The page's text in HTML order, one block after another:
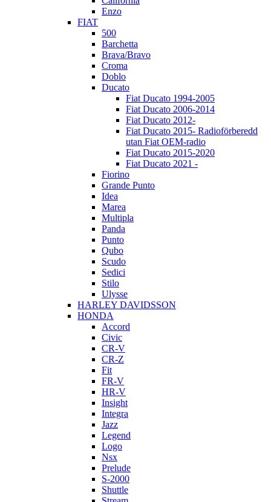
Enzo
FIAT
500
Barchetta
Brava/Bravo
Croma
Doblo
Ducato
Fiat Ducato 1994-2005
Fiat Ducato 2006-2014
Fiat Ducato 2012-
Fiat Ducato 2015- Radioförberedd
utan Fiat OEM-radio
Fiat Ducato 2015-2020
Fiat Ducato 2021 -
Fiorino
Grande Punto
Idea
Marea
Multipla
Panda
Punto
Qubo
Scudo
Sedici
Stilo
Ulysse
HARLEY DAVIDSSON
HONDA
Accord
Civic
CR-V
CR-Z
Fit
FR-V
HR-V
Insight
Integra
Jazz
Legend
Logo
Nsx
Prelude
S-2000
Shuttle